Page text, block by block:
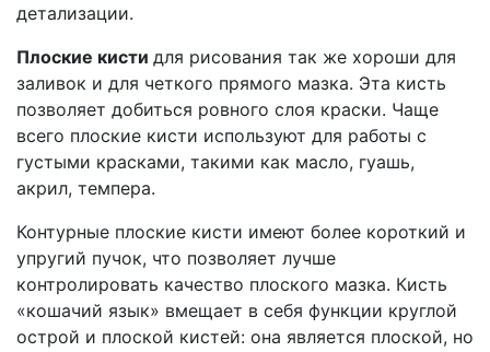
детализации.
Плоские кисти для рисования так же хороши для
заливок и для четкого прямого мазка. Эта кисть
позволяет добиться ровного слоя краски. Чаще
всего плоские кисти используют для работы с
густыми красками, такими как масло, гуашь,
акрил, темпера.
Контурные плоские кисти имеют более короткий и
упругий пучок, что позволяет лучше
контролировать качество плоского мазка. Кисть
«кошачий язык» вмещает в себя функции круглой
острой и плоской кистей: она является плоской, но